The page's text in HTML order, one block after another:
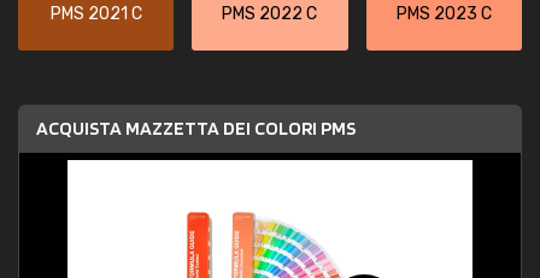
PMS 2021 C PMS 2022 C PMS 2023 C
ACQUISTA MAZZETTA DEI COLORI PMS